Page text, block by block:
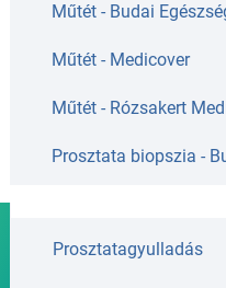
Műtét - Budai
Műtét - Medicover
Műtét - Rózsakert
Prosztata biopszia -
Prosztatagyulladás